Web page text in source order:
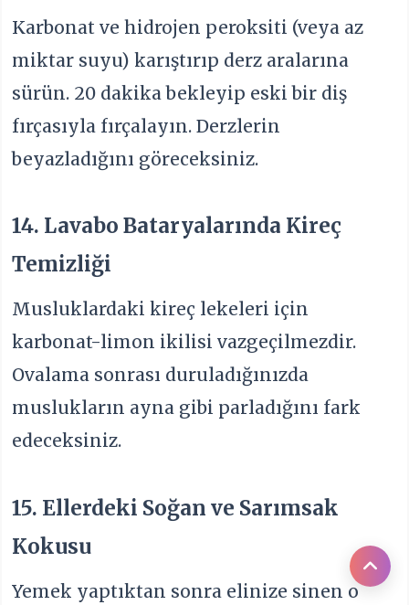
Karbonat ve hidrojen peroksiti (veya az
miktar suyu) karıştırıp derz aralarına
sürün. 20 dakika bekleyip eski bir diş
fırçasıyla fırçalayın. Derzlerin
beyazladığını göreceksiniz.
14. Lavabo Bataryalarında Kireç
Temizliği
Musluklardaki kireç lekeleri için
karbonat-limon ikilisi vazgeçilmezdir.
Ovalama sonrası duruladığınızda
muslukların ayna gibi parladığını fark
edeceksiniz.
15. Ellerdeki Soğan ve Sarımsak
Kokusu
Yemek yaptıktan sonra elinize sinen o